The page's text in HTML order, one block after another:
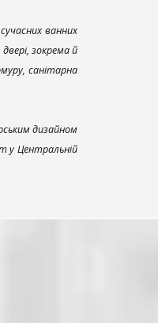
ванних
зокрема й
санітарна
дизайном
у Центральній